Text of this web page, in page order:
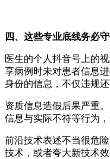
四、这些专业底线务必
医生的个人抖音号上的
享病例时未对患者信息
身份的信息，不仅违规
资质信息造假后果严重
信息与实际不符等行为
前沿技术表述不当很危
技术，或者夸大新技术